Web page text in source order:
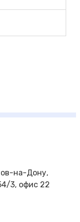
на-Дону,
3, офис 22